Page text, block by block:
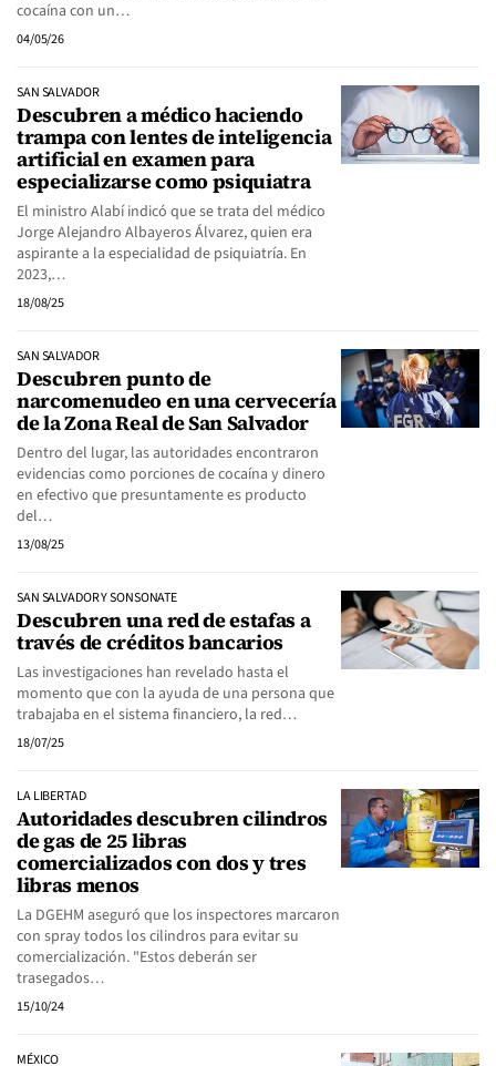
cocaína con un…
04/05/26
SAN SALVADOR
Descubren a médico haciendo
trampa con lentes de inteligencia
artificial en examen para
especializarse como psiquiatra
El ministro Alabí indicó que se trata del médico
Jorge Alejandro Albayeros Álvarez, quien era
aspirante a la especialidad de psiquiatría. En
2023,…
18/08/25
SAN SALVADOR
Descubren punto de
narcomenudeo en una cervecería
de la Zona Real de San Salvador
Dentro del lugar, las autoridades encontraron
evidencias como porciones de cocaína y dinero
en efectivo que presuntamente es producto
del…
13/08/25
SAN SALVADOR Y SONSONATE
Descubren una red de estafas a
través de créditos bancarios
Las investigaciones han revelado hasta el
momento que con la ayuda de una persona que
trabajaba en el sistema financiero, la red…
18/07/25
LA LIBERTAD
Autoridades descubren cilindros
de gas de 25 libras
comercializados con dos y tres
libras menos
La DGEHM aseguró que los inspectores marcaron
con spray todos los cilindros para evitar su
comercialización. "Estos deberán ser
trasegados…
15/10/24
MÉXICO